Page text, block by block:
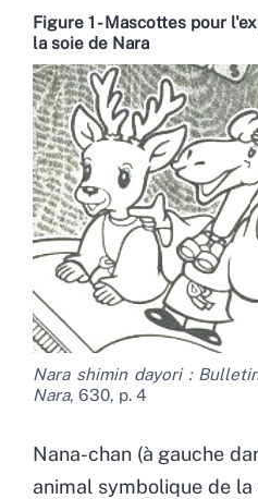
Figure 1 - Mascottes pour
la soie de Nara
Nara shimin dayori :
Nara, 630, p. 4
Nana-chan (à gauche
animal symbolique de